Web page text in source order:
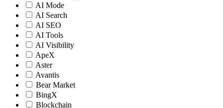
AI Mode
AI Search
AI SEO
AI Tools
AI Visibility
ApeX
Aster
Avantis
Bear Market
BingX
Blockchain